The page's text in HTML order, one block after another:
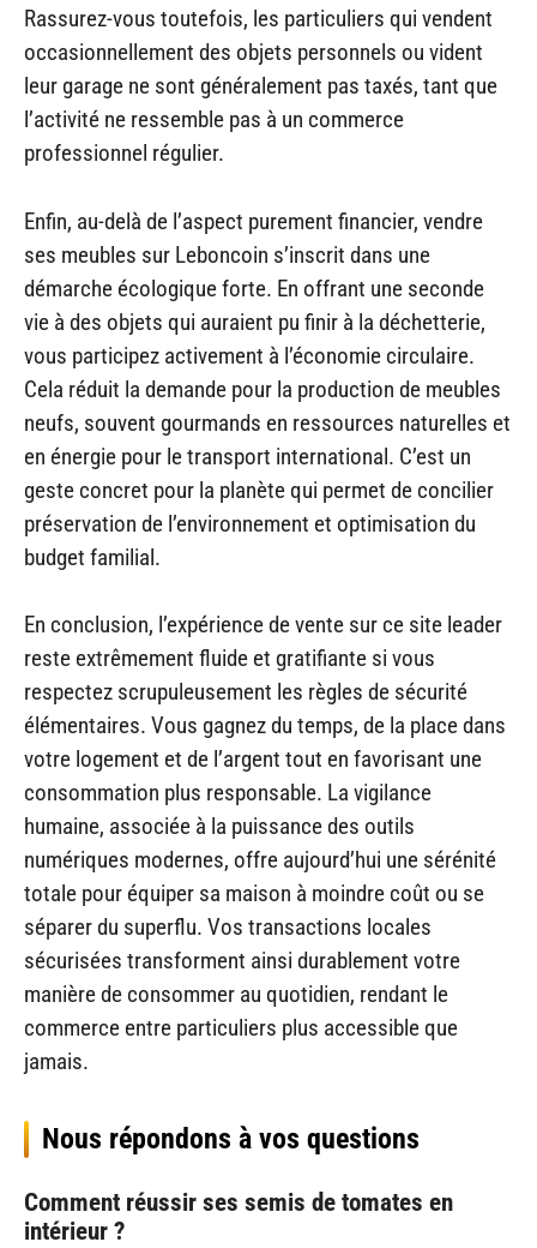
Rassurez-vous toutefois, les particuliers qui vendent
occasionnellement des objets personnels ou vident
leur garage ne sont généralement pas taxés, tant que
l’activité ne ressemble pas à un commerce
professionnel régulier.
Enfin, au-delà de l’aspect purement financier, vendre
ses meubles sur Leboncoin s’inscrit dans une
démarche écologique forte. En offrant une seconde
vie à des objets qui auraient pu finir à la déchetterie,
vous participez activement à l’économie circulaire.
Cela réduit la demande pour la production de meubles
neufs, souvent gourmands en ressources naturelles et
en énergie pour le transport international. C’est un
geste concret pour la planète qui permet de concilier
préservation de l’environnement et optimisation du
budget familial.
En conclusion, l’expérience de vente sur ce site leader
reste extrêmement fluide et gratifiante si vous
respectez scrupuleusement les règles de sécurité
élémentaires. Vous gagnez du temps, de la place dans
votre logement et de l’argent tout en favorisant une
consommation plus responsable. La vigilance
humaine, associée à la puissance des outils
numériques modernes, offre aujourd’hui une sérénité
totale pour équiper sa maison à moindre coût ou se
séparer du superflu. Vos transactions locales
sécurisées transforment ainsi durablement votre
manière de consommer au quotidien, rendant le
commerce entre particuliers plus accessible que
jamais.
Nous répondons à vos questions
Comment réussir ses semis de tomates en
intérieur ?